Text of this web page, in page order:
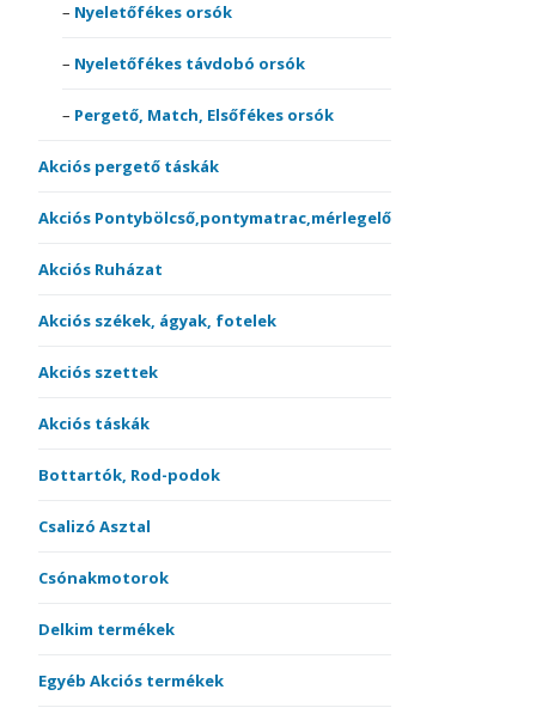
Nyeletőfékes orsók
Nyeletőfékes távdobó orsók
Pergető, Match, Elsőfékes orsók
Akciós pergető táskák
Akciós Pontybölcső,pontymatrac,mérlegelő
Akciós Ruházat
Akciós székek, ágyak, fotelek
Akciós szettek
Akciós táskák
Bottartók, Rod-podok
Csalizó Asztal
Csónakmotorok
Delkim termékek
Egyéb Akciós termékek